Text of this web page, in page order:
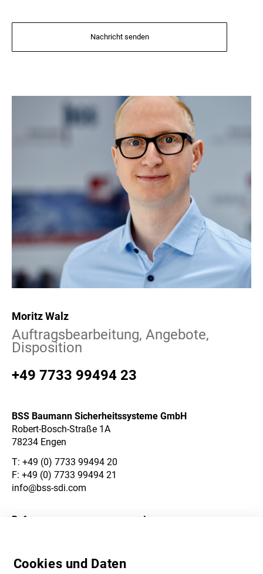
Cookies und Daten
Nachricht senden
Moritz Walz
Auftragsbearbeitung, Angebote,
Disposition
+49 7733 99494 23
BSS Baumann Sicherheitssysteme GmbH
Robert-Bosch-Straße 1A
78234 Engen
T: +49 (0) 7733 99494 20
F: +49 (0) 7733 99494 21
info@bss-sdi.com
Referenzen
Karriere
Impressum